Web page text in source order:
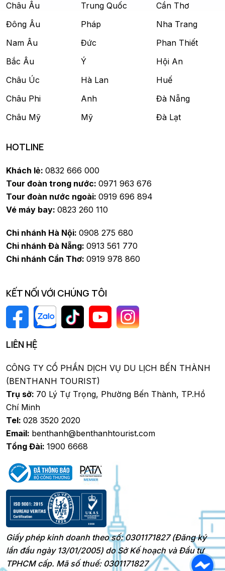
Châu Âu
Đông Âu
Nam Âu
Bắc Âu
Châu Úc
Châu Phi
Châu Mỹ
Trung Quốc
Pháp
Đức
Ý
Hà Lan
Anh
Mỹ
Cần Thơ
Nha Trang
Phan Thiết
Hội An
Huế
Đà Nẵng
Đà Lạt
HOTLINE
Khách lẻ: 0832 666 000
Tour đoàn trong nước: 0971 963 676
Tour đoàn nước ngoài: 0919 696 894
Vé máy bay: 0823 260 110
Chi nhánh Hà Nội: 0908 275 680
Chi nhánh Đà Nẵng: 0913 561 770
Chi nhánh Cần Thơ: 0919 978 860
KẾT NỐI VỚI CHÚNG TÔI
LIÊN HỆ
CÔNG TY CỔ PHẦN DỊCH VỤ DU LỊCH BẾN THÀNH
(BENTHANH TOURIST)
Trụ sở: 70 Lý Tự Trọng, Phường Bến Thành, TP.Hồ
Chí Minh
Tel: 028 3520 2020
Email: benthanh@benthanhtourist.com
Tổng Đài: 1900 6668
Giấy phép kinh doanh theo số: 0301171827 (Đăng ký
lần đầu ngày 13/01/2005) do Sở Kế hoạch và Đầu tư
TPHCM cấp. Mã số thuế: 0301171827